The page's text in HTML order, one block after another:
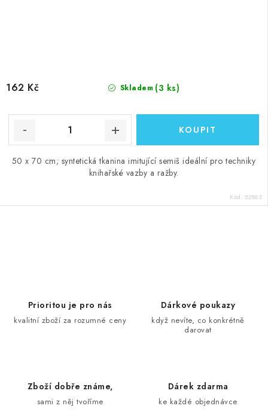
Skladem (3 ks)
162 Kč
50 x 70 cm; syntetická tkanina imitující semiš ideální pro techniky
knihařské vazby a ražby.
Kód: 82883
Prioritou je pro nás
kvalitní zboží za rozumné ceny
Dárkové poukazy
když nevíte, co konkrétně
darovat
Zboží dobře známe,
sami z něj tvoříme
Dárek zdarma
ke každé objednávce